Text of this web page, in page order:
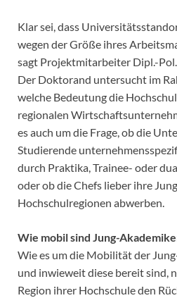
Klar sei, dass
wegen der Größe ihres
sagt Projektmitarbeiter Dipl.-
Der Doktorand untersucht im
welche Bedeutung die
regionalen
es auch um die Frage, ob die
Studierende
durch Praktika, Trainee- oder
oder ob die Chefs lieber ihre
Hochschulregionen abwerben.
Wie mobil sind Jung-
Wie es um die Mobilität der
und inwieweit diese bereit sind,
Region ihrer Hochschule den